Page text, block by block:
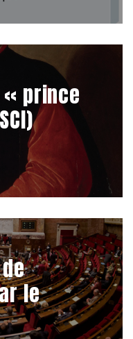
prince
le